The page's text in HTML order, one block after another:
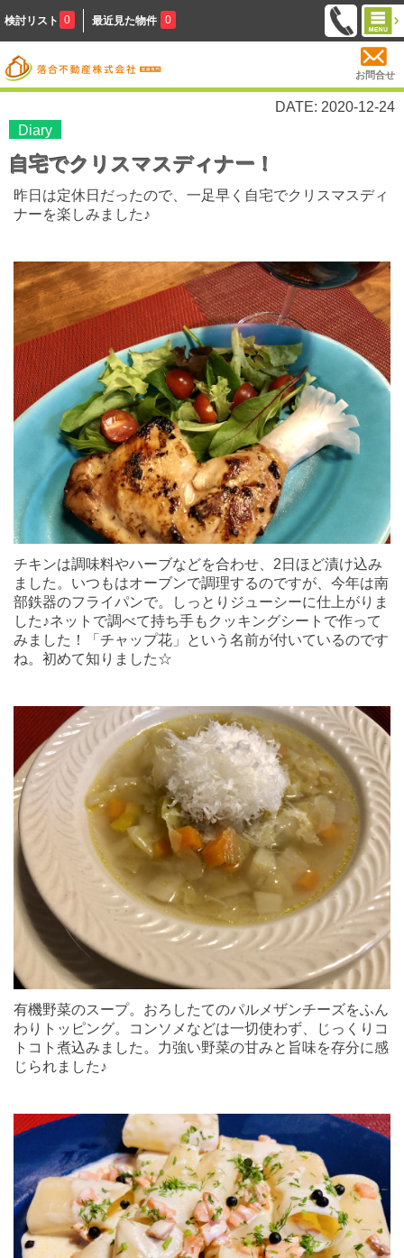
検討リスト 0 最近見た物件 0
お問合せ
DATE: 2020-12-24
Diary
自宅でクリスマスディナー！
昨日は定休日だったので、一足早く自宅でクリスマスディ
ナーを楽しみました♪
チキンは調味料やハーブなどを合わせ、2日ほど漬け込み
ました。いつもはオーブンで調理するのですが、今年は南
部鉄器のフライパンで。しっとりジューシーに仕上がりま
した♪ネットで調べて持ち手もクッキングシートで作って
みました！「チャップ花」という名前が付いているのです
ね。初めて知りました☆
有機野菜のスープ。おろしたてのパルメザンチーズをふん
わりトッピング。コンソメなどは一切使わず、じっくりコ
トコト煮込みました。力強い野菜の甘みと旨味を存分に感
じられました♪